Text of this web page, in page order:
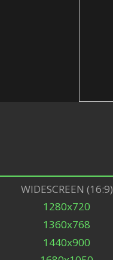
WIDESCREEN (16:9)
1280x720
1360x768
1440x900